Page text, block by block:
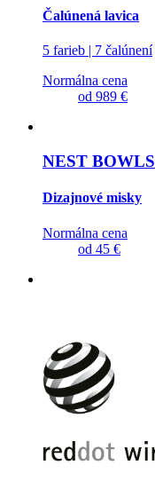
Čalúnená lavica
5 farieb | 7 čalúnení
Normálna cena
od 989 €
NEST BOWLS
Dizajnové misky
Normálna cena
od 45 €